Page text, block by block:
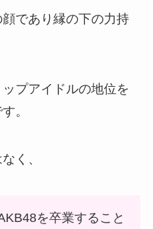
であり縁の下の力持
プアイドルの地位を
。
く、
を卒業すること